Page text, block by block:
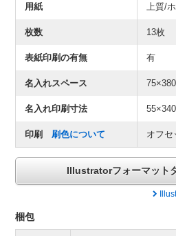
用紙 上質/
枚数 13枚
表紙印刷の有無 有
名入れスペース
名入れ印刷寸法
印刷 刷色について オフセ
Illustratorフォーマット
梱包